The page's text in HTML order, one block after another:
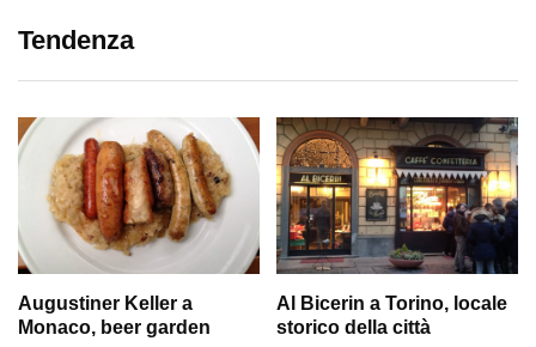
Tendenza
Augustiner Keller a
Monaco, beer garden
Al Bicerin a Torino, locale
storico della città